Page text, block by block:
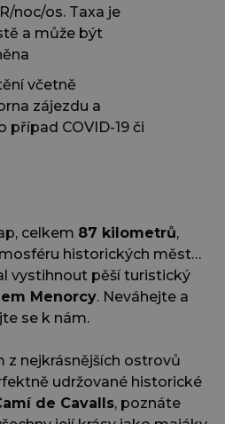
noc/os. Taxa je
a může být
včetně
zájezdu a
případ COVID-19 či
celkem 87 kilometrů,
historických měst…
vystihnout pěší turistický
Menorcy. Neváhejte a
se k nám.
z nejkrásnějších ostrovů
udržované historické
de Cavalls, poznáte